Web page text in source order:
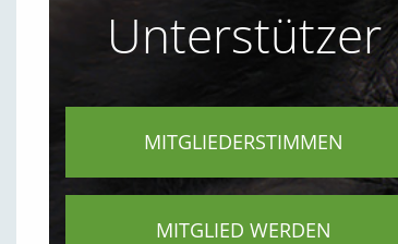
Unterstützer
MITGLIEDERSTIMMEN
MITGLIED WERDEN